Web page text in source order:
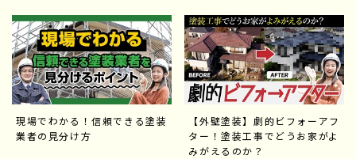
現場でわかる！信頼できる塗装
業者の見分け方
【外壁塗装】劇的ビフォーアフ
ター！塗装工事でどうお家がよ
みがえるのか？